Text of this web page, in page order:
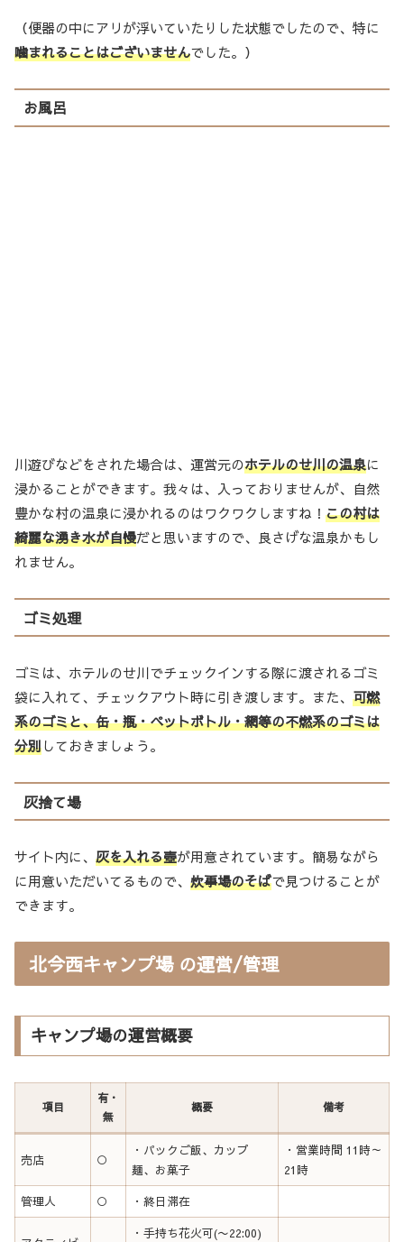
（便器の中にアリが浮いていたりした状態でしたので、特に
噛まれることはございませんでした。）
お風呂
川遊びなどをされた場合は、運営元のホテルのせ川の温泉に
浸かることができます。我々は、入っておりませんが、自然
豊かな村の温泉に浸かれるのはワクワクしますね！ この村は
綺麗な湧き水が自慢だと思いますので、良さげな温泉かもし
れません。
ゴミ処理
ゴミは、ホテルのせ川でチェックインする際に渡されるゴミ
袋に入れて、チェックアウト時に引き渡します。また、 可燃
系のゴミと、缶・瓶・ペットボトル・網等の不燃系のゴミは
分別しておきましょう。
灰捨て場
サイト内に、 灰を入れる壺が用意されています。簡易ながら
に用意いただいてるもので、 炊事場のそばで見つけることが
できます。
北今西キャンプ場 の運営/管理
キャンプ場の運営概要
項目
有・
無
概要 備考
売店 ○
・パックご飯、カップ
麺、お菓子
・営業時間 11時～
21時
管理人 ○ ・終日滞在
・手持ち花火可(〜22:00)